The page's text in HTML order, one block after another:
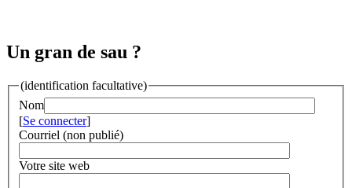
Un gran de sau ?
(identification facultative)
Nom
[Se connecter]
Courriel (non publié)
Votre site web